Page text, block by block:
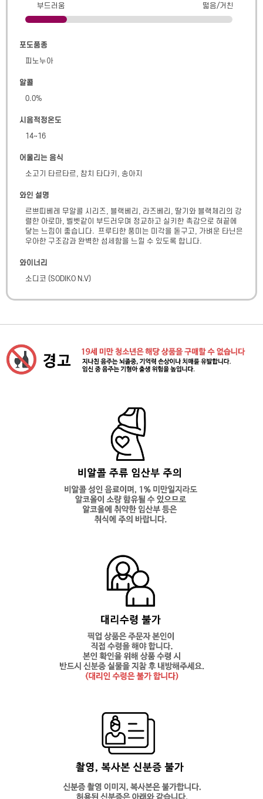
부드러움 떫음/거친
포도품종
피노누아
알콜
0.0%
시음적정온도
14~16
어울리는 음식
소고기 타르타르, 참치 타다키, 송아지
와인 설명
르쁘띠베레 무알콜 시리즈, 블랙베리, 라즈베리, 딸기와 블랙체리의 강
렬한 아로마, 벨벳같이 부드러우며 정교하고 실키한 촉감으로 혀끝에
닿는 느낌이 좋습니다.  프루티한 풍미는 미각을 돋구고, 가벼운 타닌은
우아한 구조감과 완벽한 섬세함을 느낄 수 있도록 합니다.
와이너리
소디코 (SODIKO N.V)